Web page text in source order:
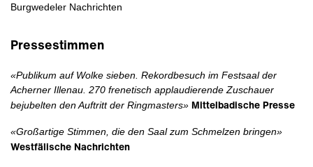
Burgwedeler Nachrichten
Pressestimmen
«Publikum auf Wolke sieben. Rekordbesuch im Festsaal der
Acherner Illenau. 270 frenetisch applaudierende Zuschauer
bejubelten den Auftritt der Ringmasters» Mittelbadische Presse
«Großartige Stimmen, die den Saal zum Schmelzen bringen»
Westfälische Nachrichten